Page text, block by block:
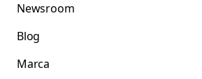
Newsroom
Blog
Marca